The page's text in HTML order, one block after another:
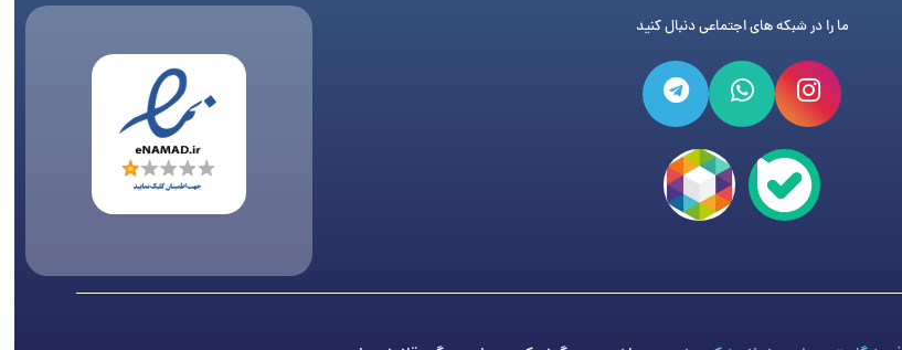
ما را در شبکه های اجتماعی دنبال کنید